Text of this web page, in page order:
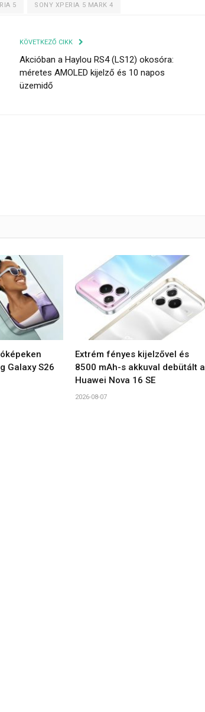
5 SONY XPERIA 5 MARK 4
KÖVETKEZŐ CIKK
Akcióban a Haylou RS4 (LS12) okosóra:
méretes AMOLED kijelző és 10 napos
üzemidő
Galaxy S26
Extrém fényes kijelzővel és
8500 mAh-s akkuval debütált a
Huawei Nova 16 SE
2026-08-07